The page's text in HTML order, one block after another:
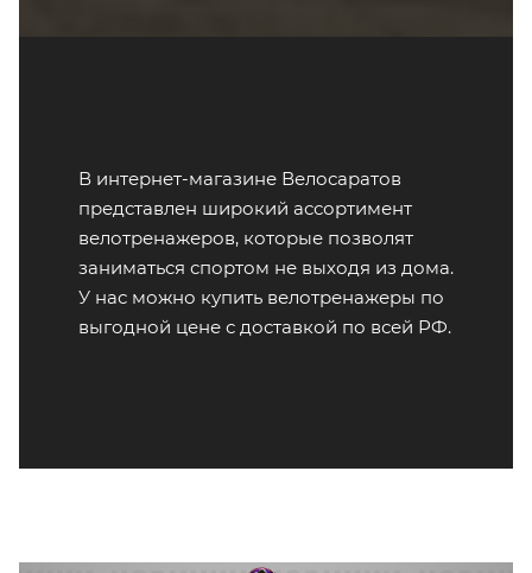
В интернет-магазине Велосаратов
представлен широкий ассортимент
велотренажеров, которые позволят
заниматься спортом не выходя из дома.
У нас можно купить велотренажеры по
выгодной цене с доставкой по всей РФ.